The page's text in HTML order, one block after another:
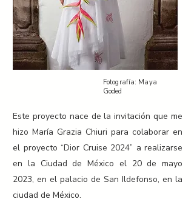
Fotografía: Maya
Goded
Este proyecto nace de la invitación que me
hizo María Grazia Chiuri para colaborar en
el proyecto “Dior Cruise 2024” a realizarse
en la Ciudad de México el 20 de mayo
2023, en el palacio de San Ildefonso, en la
ciudad de México.